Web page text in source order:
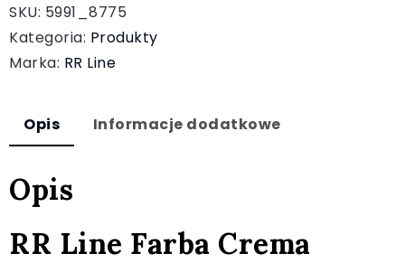
SKU: 5991_8775
Kategoria: Produkty
Marka: RR Line
Opis Informacje dodatkowe
Opis
RR Line Farba Crema